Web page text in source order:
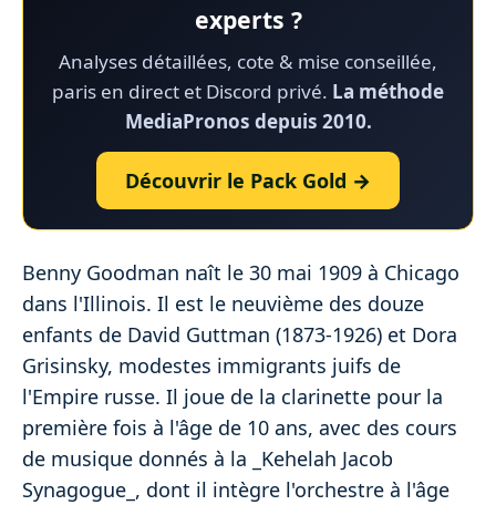
experts ?
Analyses détaillées, cote & mise conseillée,
paris en direct et Discord privé. La méthode
MediaPronos depuis 2010.
Découvrir le Pack Gold →
Benny Goodman naît le 30 mai 1909 à Chicago
dans l'Illinois. Il est le neuvième des douze
enfants de David Guttman (1873-1926) et Dora
Grisinsky, modestes immigrants juifs de
l'Empire russe. Il joue de la clarinette pour la
première fois à l'âge de 10 ans, avec des cours
de musique donnés à la _Kehelah Jacob
Synagogue_, dont il intègre l'orchestre à l'âge